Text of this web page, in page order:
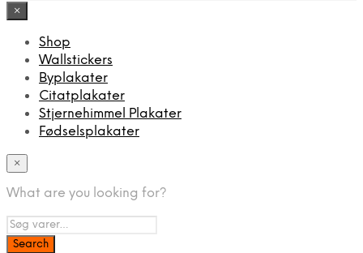
×
Shop
Wallstickers
Byplakater
Citatplakater
Stjernehimmel Plakater
Fødselsplakater
×
What are you looking for?